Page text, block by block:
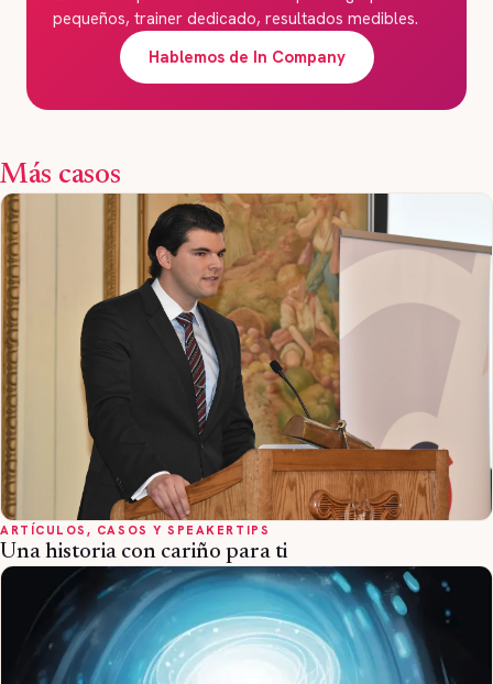
pequeños, trainer dedicado, resultados medibles.
Hablemos de In Company
Más casos
ARTÍCULOS, CASOS Y SPEAKERTIPS
Una historia con cariño para ti